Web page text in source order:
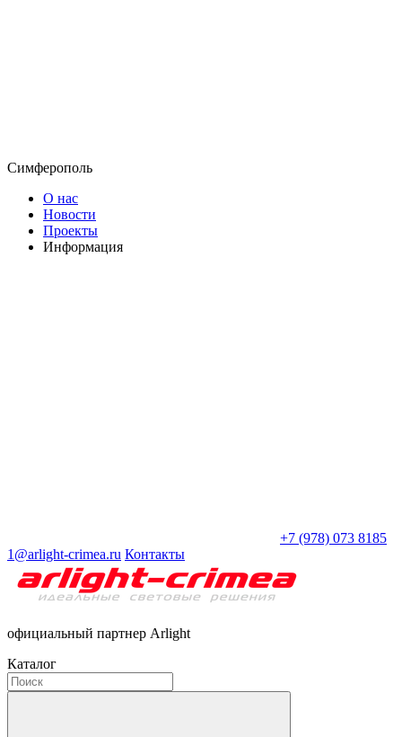
Симферополь
О нас
Новости
Проекты
Информация
+7 (978) 073 8185
1@arlight-crimea.ru Контакты
официальный партнер Arlight
Каталог